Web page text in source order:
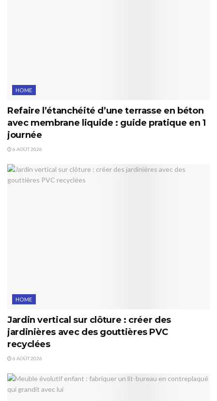
HOME
Refaire l’étanchéité d’une terrasse en béton
avec membrane liquide : guide pratique en 1
journée
6 AOÛT 2026
HOME
Jardin vertical sur clôture : créer des
jardinières avec des gouttières PVC
recyclées
6 AOÛT 2026